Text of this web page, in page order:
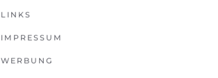
LINKS
IMPRESSUM
WERBUNG